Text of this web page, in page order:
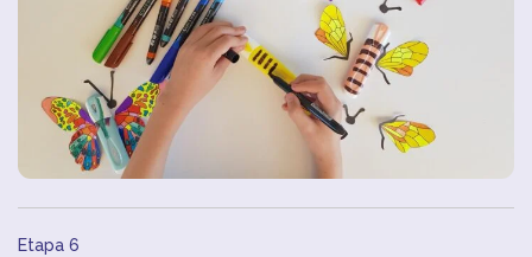
Etapa 6